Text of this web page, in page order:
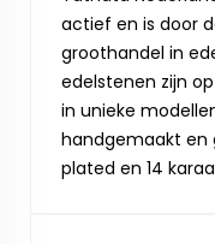
actief en is door
groothandel in
edelstenen zijn
in unieke
handgemaakt en
plated en 14